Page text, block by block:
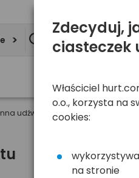
udźwig 36kg (06827)
Zdecyduj,
ciasteczek
Właściciel
o.o., korzysta na
cookies:
na stronie